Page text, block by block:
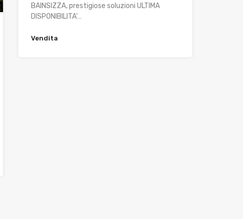
BAINSIZZA, prestigiose soluzioni ULTIMA
DISPONIBILITA’…
Vendita